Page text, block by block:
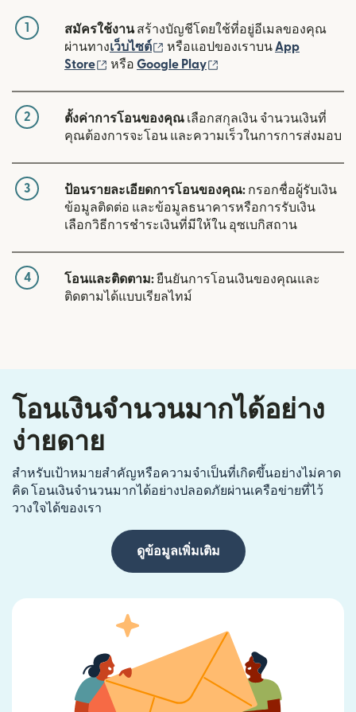
1 สมัครใช้งานสร้างบัญชีโดยใช้ที่อยู่อีเมลของคุณ
ผ่านทางเว็บไซต์ (เปิดในหน้าต่างใหม่)
หรือแอปของเราบน App
Store
(เปิดในหน้าต่างใหม่)
หรือ Google Play
2 ตั้งค่าการโอนของคุณ เลือกสกุลเงิน จำนวนเงินที่
คุณต้องการจะโอน และความเร็วในการการส่งมอบ
3 ป้อนรายละเอียดการโอนของคุณ: กรอกชื่อผู้รับเงิน
ข้อมูลติดต่อ และข้อมูลธนาคารหรือการรับเงิน
เลือกวิธีการชำระเงินที่มีให้ใน อุซเบกิสถาน
4 โอนและติดตาม:ยืนยันการโอนเงินของคุณและ
ติดตามได้แบบเรียลไทม์
โอนเงินจำนวนมากได้อย่าง
ง่ายดาย
สำหรับเป้าหมายสำคัญหรือความจำเป็นที่เกิดขึ้นอย่างไม่คาด
คิด โอนเงินจำนวนมากได้อย่างปลอดภัยผ่านเครือข่ายที่ไว้
วางใจได้ของเรา
ดูข้อมูลเพิ่มเติม